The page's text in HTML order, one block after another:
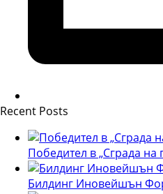
Recent Posts
Победител в „Сграда на
Билдинг Иновейшън